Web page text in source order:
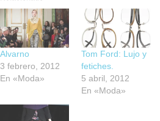
Alvarno
3 febrero, 2012
En «Moda»
Tom Ford: Lujo y
fetiches.
5 abril, 2012
En «Moda»